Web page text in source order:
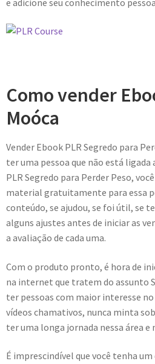
Como vender
Moóca
Vender Ebook PLR Segredo para
ter uma pessoa que não está
PLR Segredo para Perder Peso,
material gratuitamente para essa
conteúdo, se ajudou, se foi útil, se
alguns ajustes antes de iniciar as
a avaliação de cada uma.
Com o produto pronto, é hora de
na internet que tratem do assunto
ter pessoas com maior interesse
vídeos chamativos, nunca minta
ter uma longa jornada nessa área
É imprescindível que você tenha